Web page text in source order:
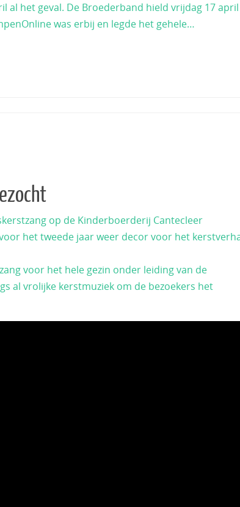
al het geval. De Broederband hield vrijdag 17 april
was erbij en legde het gehele…
op de Kinderboerderij Cantecleer
het tweede jaar weer decor voor het
voor het hele gezin onder leiding van de
al vrolijke kerstmuziek om de bezoekers het